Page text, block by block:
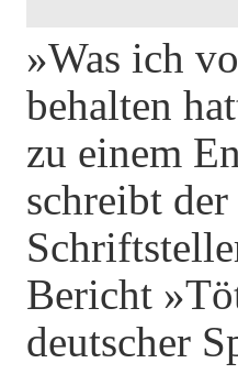
»Was ich
behalten
zu einem
schreibt
Bericht
deutscher